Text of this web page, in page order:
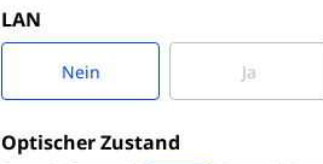
LAN
Nein Ja
Optischer Zustand